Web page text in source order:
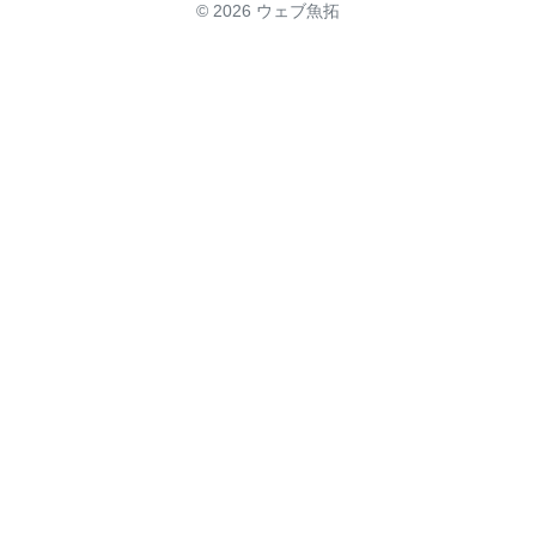
© 2026 ウェブ魚拓